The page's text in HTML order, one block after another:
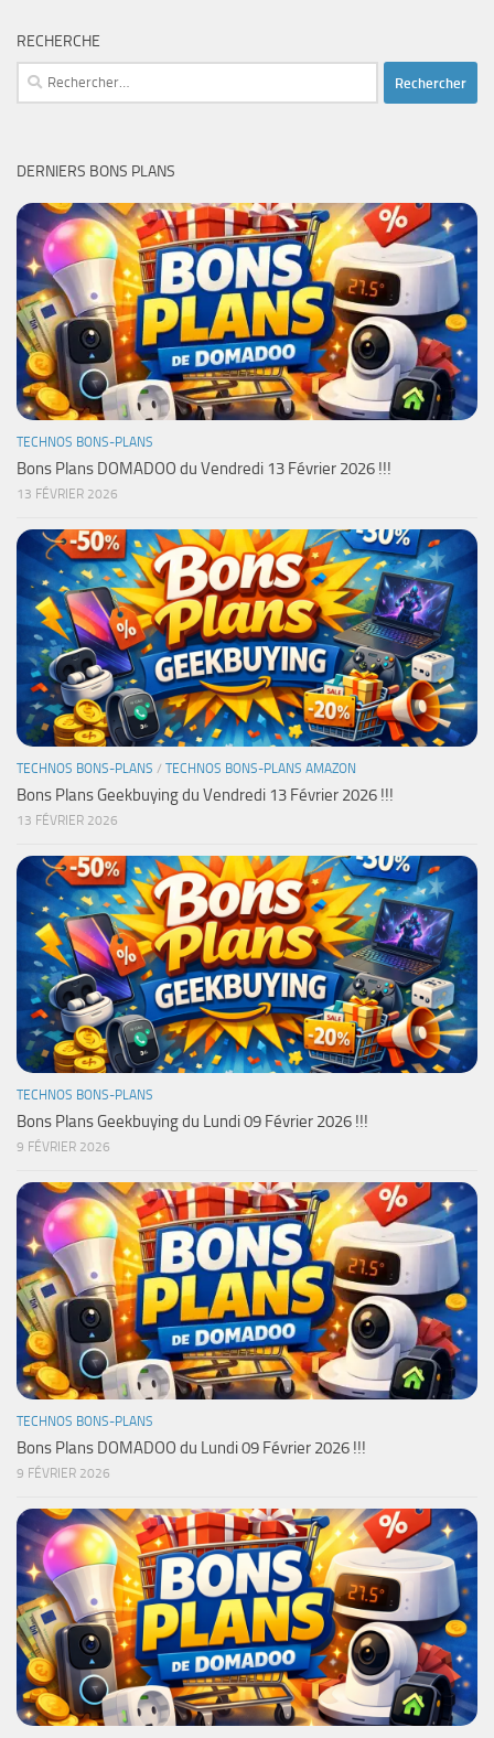
RECHERCHE
Rechercher :
DERNIERS BONS PLANS
TECHNOS BONS-PLANS
Bons Plans DOMADOO du Vendredi 13 Février 2026 !!!
13 FÉVRIER 2026
TECHNOS BONS-PLANS / TECHNOS BONS-PLANS AMAZON
Bons Plans Geekbuying du Vendredi 13 Février 2026 !!!
13 FÉVRIER 2026
TECHNOS BONS-PLANS
Bons Plans Geekbuying du Lundi 09 Février 2026 !!!
9 FÉVRIER 2026
TECHNOS BONS-PLANS
Bons Plans DOMADOO du Lundi 09 Février 2026 !!!
9 FÉVRIER 2026